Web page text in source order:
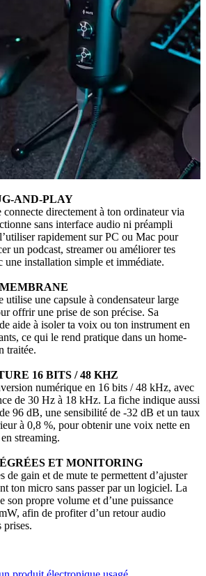
AND-PLAY
directement à ton ordinateur via
sans interface audio ni préampli
rapidement sur PC ou Mac pour
un podcast, streamer ou améliorer tes
une installation simple et immédiate.
utilise une capsule à condensateur large
offrir une prise de son précise. Sa
aide à isoler ta voix ou ton instrument en
ce qui le rend pratique dans un home-
traitée.
16 BITS / 48 KHZ
numérique en 16 bits / 48 kHz, avec
de 30 Hz à 18 kHz. La fiche indique aussi
96 dB, une sensibilité de -32 dB et un taux
à 0,8 %, pour obtenir une voix nette en
streaming.
ET MONITORING
de gain et de mute te permettent d’ajuster
ton micro sans passer par un logiciel. La
son propre volume et d’une puissance
afin de profiter d’un retour audio
prises.